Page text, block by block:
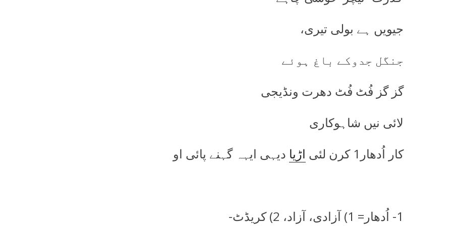
جیویں ہے بولی تیری،
جنگل جدوکے باغ ہوئے
گز گز فُٹ فُٹ دھرت ونڈیجی
لائی نیں شاہوکاری
کار اُدھار1 کرن لئی
اڑیا دیہی ایہہ گہنے پائی او
1- اُدھار= 1) آزادی، آزاد، 2) کریڈٹ-